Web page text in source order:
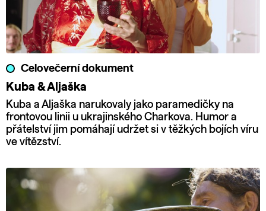
Celovečerní dokument
Kuba & Aljaška
Kuba a Aljaška narukovaly jako paramedičky na
frontovou linii u ukrajinského Charkova. Humor a
přátelství jim pomáhají udržet si v těžkých bojích víru
ve vítězství.